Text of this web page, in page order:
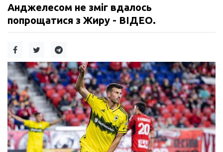
Анджелесом не зміг вдалось
попрощатися з Жиру - ВІДЕО.